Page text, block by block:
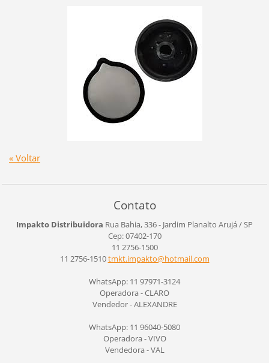
« Voltar
Contato
Impakto Distribuidora Rua Bahia, 336 - Jardim Planalto Arujá / SP
Cep: 07402-170
11 2756-1500
11 2756-1510tmkt.impakto@hotmail.com
WhatsApp: 11 97971-3124
Operadora - CLARO
Vendedor - ALEXANDRE
WhatsApp: 11 96040-5080
Operadora - VIVO
Vendedora - VAL